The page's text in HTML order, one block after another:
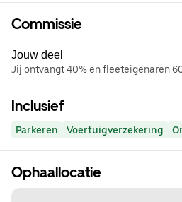
Commissie
Jouw deel
Jij ontvangt 40% en fleeteigenaren
Inclusief
Parkeren Voertuigverzekering
Ophaallocatie